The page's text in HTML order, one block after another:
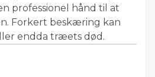
professionel hånd til at
Forkert beskæring kan
endda træets død.